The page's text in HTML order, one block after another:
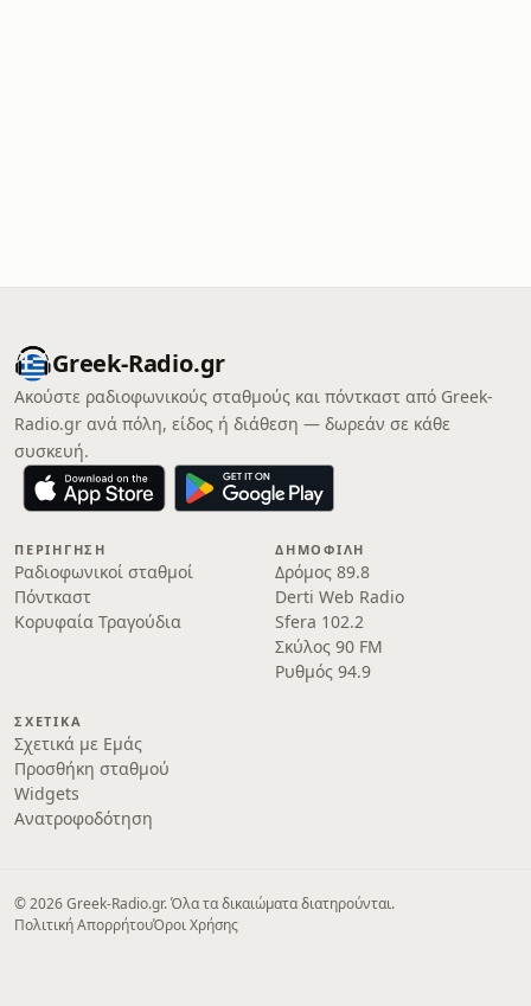
Greek-Radio.gr
Ακούστε ραδιοφωνικούς σταθμούς και πόντκαστ από Greek-
Radio.gr ανά πόλη, είδος ή διάθεση — δωρεάν σε κάθε
συσκευή.
ΠΕΡΙΉΓΗΣΗ
Ραδιοφωνικοί σταθμοί
Πόντκαστ
Κορυφαία Τραγούδια
ΔΗΜΟΦΙΛΉ
Δρόμος 89.8
Derti Web Radio
Sfera 102.2
Σκύλος 90 FM
Ρυθμός 94.9
ΣΧΕΤΙΚΆ
Σχετικά με Εμάς
Προσθήκη σταθμού
Widgets
Ανατροφοδότηση
© 2026 Greek-Radio.gr. Όλα τα δικαιώματα διατηρούνται.
Πολιτική ΑπορρήτουΌροι Χρήσης